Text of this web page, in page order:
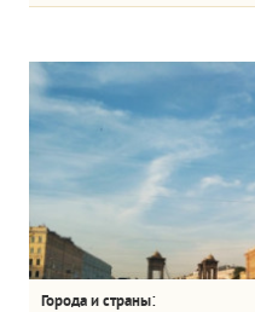
Города и страны: